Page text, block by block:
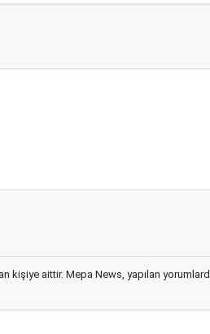
kişiye aittir. Mepa News, yapılan